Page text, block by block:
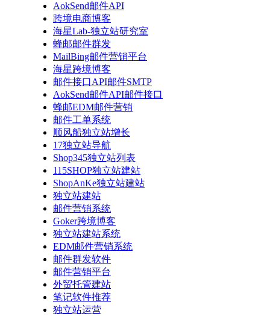
AokSend邮件API
跨境电商博客
海星Lab-独立站研究室
蜂邮邮件群发
MailBing邮件营销平台
海星跨境博客
邮件接口API邮件SMTP
AokSend邮件API邮件接口
蜂邮EDM邮件营销
邮件工单系统
顺风船独立站增长
17独立站导航
Shop345独立站列表
115SHOP独立站建站
ShopAnKe独立站建站
独立站建站
邮件营销系统
Goker跨境博客
独立站建站系统
EDM邮件营销系统
邮件群发软件
邮件营销平台
外贸托管建站
笔记软件推荐
独立站运营